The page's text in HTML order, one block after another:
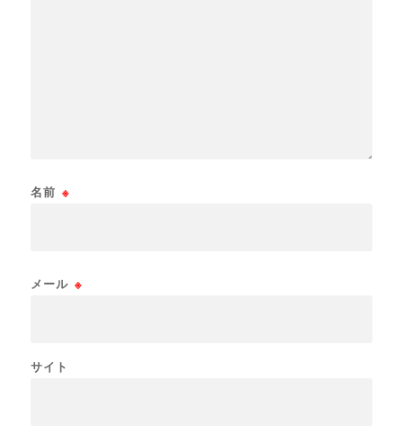
名前 ※
メール ※
サイト